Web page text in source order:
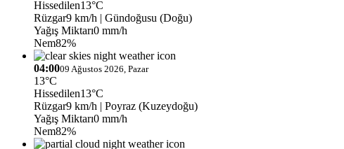
Hissedilen13°C
Rüzgar9 km/h | Gündoğusu (Doğu)
Yağış Miktarı0 mm/h
Nem82%
04:0009 Ağustos 2026, Pazar
13°C
Hissedilen13°C
Rüzgar9 km/h | Poyraz (Kuzeydoğu)
Yağış Miktarı0 mm/h
Nem82%